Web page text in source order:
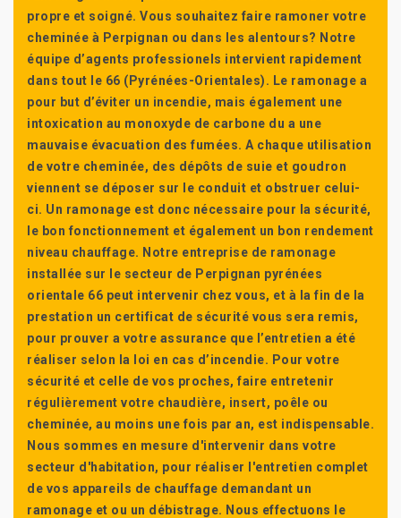
propre et soigné. Vous souhaitez faire ramoner votre
cheminée à Perpignan ou dans les alentours? Notre
équipe d’agents professionels intervient rapidement
dans tout le 66 (Pyrénées-Orientales). Le ramonage a
pour but d’éviter un incendie, mais également une
intoxication au monoxyde de carbone du a une
mauvaise évacuation des fumées. A chaque utilisation
de votre cheminée, des dépôts de suie et goudron
viennent se déposer sur le conduit et obstruer celui-
ci. Un ramonage est donc nécessaire pour la sécurité,
le bon fonctionnement et également un bon rendement
niveau chauffage. Notre entreprise de ramonage
installée sur le secteur de Perpignan pyrénées
orientale 66 peut intervenir chez vous, et à la fin de la
prestation un certificat de sécurité vous sera remis,
pour prouver a votre assurance que l’entretien a été
réaliser selon la loi en cas d’incendie. Pour votre
sécurité et celle de vos proches, faire entretenir
régulièrement votre chaudière, insert, poêle ou
cheminée, au moins une fois par an, est indispensable.
Nous sommes en mesure d'intervenir dans votre
secteur d'habitation, pour réaliser l'entretien complet
de vos appareils de chauffage demandant un
ramonage et ou un débistrage. Nous effectuons le